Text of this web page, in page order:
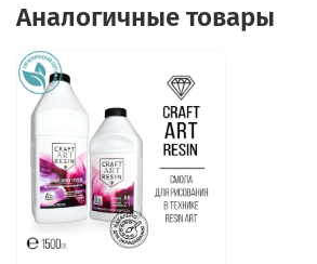
Аналогичные товары